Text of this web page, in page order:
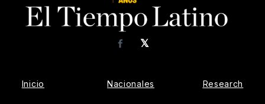
𝕏
Facebook
Inicio Nacionales Research